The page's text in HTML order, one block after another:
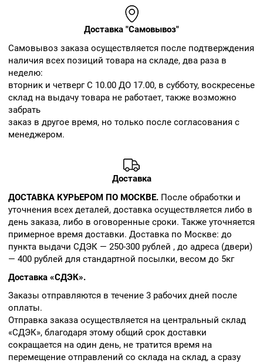
Доставка "Самовывоз"
Cамовывоз заказа осуществляется после подтверждения
наличия всех позиций товара на складе, два раза в
неделю:
вторник и четверг С 10.00 ДО 17.00, в субботу, воскресенье
склад на выдачу товара не работает, также возможно
забрать
заказ в другое время, но только после согласования с
менеджером.
Доставка
ДОСТАВКА КУРЬЕРОМ ПО МОСКВЕ. После обработки и
уточнения всех деталей, доставка осуществляется либо в
день заказа, либо в оговоренные сроки. Также уточняется
примерное время доставки. Доставка по Москве: до
пункта выдачи СДЭК — 250-300 рублей , до адреса (двери)
— 400 рублей для стандартной посылки, весом до 5кг
Доставка «СДЭК».
Заказы отправляются в течение 3 рабочих дней после
оплаты.
Отправка заказа осуществляется на центральный склад
«СДЭК», благодаря этому общий срок доставки
сокращается на один день, не тратится время на
перемещение отправлений со склада на склад, а сразу